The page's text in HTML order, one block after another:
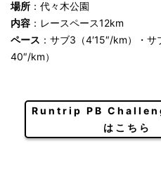
場所 ：代々木公園
内容 ：レースペース12km
ペース ：サブ3（4′15″/km）・
40″/km）
Runtrip PB
はこちら